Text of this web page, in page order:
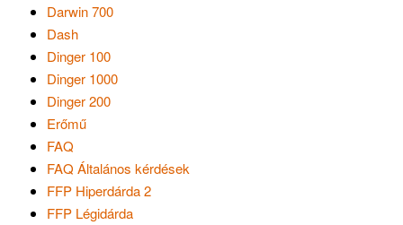
Darwin 700
Dash
Dinger 100
Dinger 1000
Dinger 200
Erőmű
FAQ
FAQ Általános kérdések
FFP Hiperdárda 2
FFP Légidárda